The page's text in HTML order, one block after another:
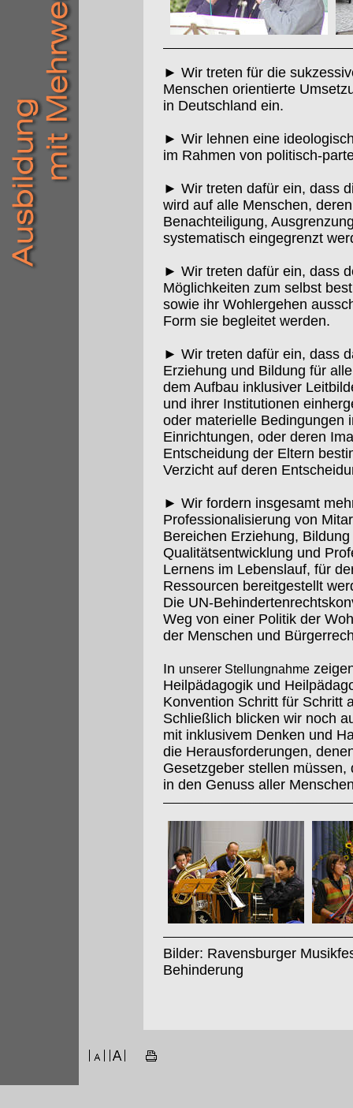
► Wir treten für die
Menschen orientierte
in Deutschland ein.
► Wir lehnen eine
im Rahmen von politisch-
► Wir treten dafür ein, dass
wird auf alle Menschen,
Benachteiligung,
systematisch eingegrenzt
► Wir treten dafür ein, dass
Möglichkeiten zum selbst
sowie ihr Wohlergehen
Form sie begleitet werden.
► Wir treten dafür ein, dass
Erziehung und Bildung für
dem Aufbau inklusiver
und ihrer Institutionen
oder materielle Bedingungen
Einrichtungen, oder deren
Entscheidung der Eltern
Verzicht auf deren
► Wir fordern insgesamt
Professionalisierung von
Bereichen Erziehung,
Qualitätsentwicklung und
Lernens im Lebenslauf, für
Ressourcen bereitgestellt
Die UN-
Weg von einer Politik der
der Menschen und
In unserer Stellungnahme
Heilpädagogik und
Konvention Schritt für Schritt
Schließlich blicken wir noch
mit inklusivem Denken und
die Herausforderungen,
Gesetzgeber stellen
in den Genuss aller
Bilder: Ravensburger
Behinderung